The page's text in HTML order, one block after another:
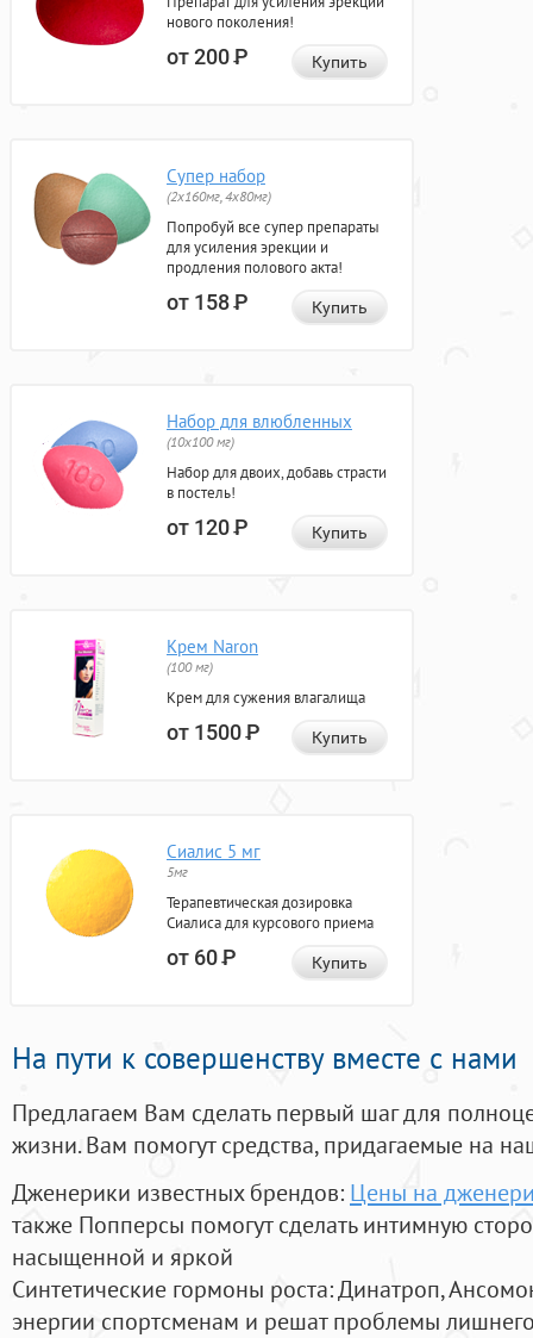
нового поколения!
от 200Р Купить
Супер набор
(2х160мг, 4х80мг)
Попробуй все супер препараты
для усиления эрекции и
продления полового акта!
от 158Р Купить
Набор для влюбленных
(10х100 мг)
Набор для двоих, добавь страсти
в постель!
от 120Р Купить
Крем Naron
(100 мг)
Крем для сужения влагалища
от 1500Р Купить
Сиалис 5 мг
5мг
Терапевтическая дозировка
Сиалиса для курсового приема
от 60Р Купить
На пути к совершенству вместе с нами
Предлагаем Вам сделать первый шаг для
жизни. Вам помогут средства, придагаемые на
Дженерики известных брендов: Цены на
также Попперсы помогут сделать интимную
насыщенной и яркой
Синтетические гормоны роста: Динатроп,
энергии спортсменам и решат проблемы